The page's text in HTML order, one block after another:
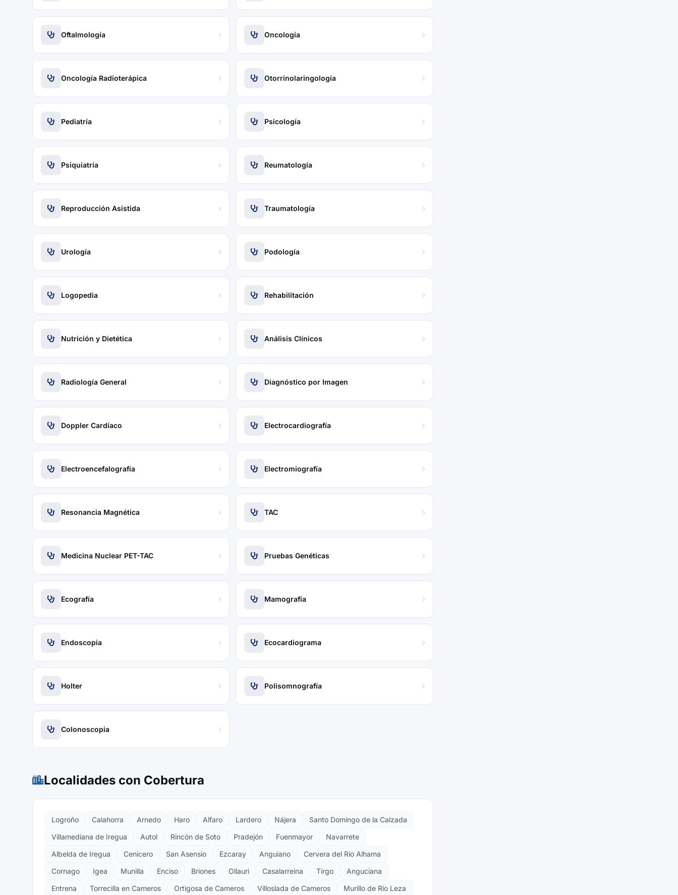
Oftalmología Oncología
Oncología Radioterápica Otorrinolaringología
Pediatría Psicología
Psiquiatría Reumatología
Reproducción Asistida Traumatología
Urología Podología
Logopedia Rehabilitación
Nutrición y Dietética Análisis Clínicos
Radiología General Diagnóstico por Imagen
Doppler Cardíaco Electrocardiografía
Electroencefalografía Electromiografía
Resonancia Magnética TAC
Medicina Nuclear PET-TAC Pruebas Genéticas
Ecografía Mamografía
Endoscopia Ecocardiograma
Holter Polisomnografía
Colonoscopia
Localidades con Cobertura
Logroño Calahorra Arnedo Haro Alfaro Lardero Nájera
Santo Domingo de la Calzada
Villamediana de Iregua
Autol Rincón de Soto Pradejón Fuenmayor
Navarrete
Albelda de Iregua
Cenicero San Asensio Ezcaray Anguiano
Cervera del Río Alhama
Cornago
Igea Munilla Enciso Briones Ollauri Casalarreina Tirgo
Anguciana
Entrena
Torrecilla en Cameros Ortigosa de Cameros Villoslada de Cameros Murillo de Río Leza